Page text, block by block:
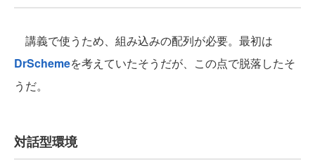
講義で使うため、組み込みの配列が必要。最初は
DrSchemeを考えていたそうだが、この点で脱落したそ
うだ。
対話型環境